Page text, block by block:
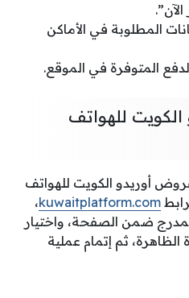
المطلوبة في الأماكن
المتوفرة في الموقع.
للهواتف
أوريدو الكويت للهواتف
kuwaitplatform.com،
ضمن الصفحة، واختيار
ثم إتمام عملية